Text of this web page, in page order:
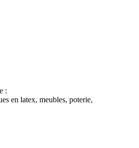
:
en latex, meubles, poterie,